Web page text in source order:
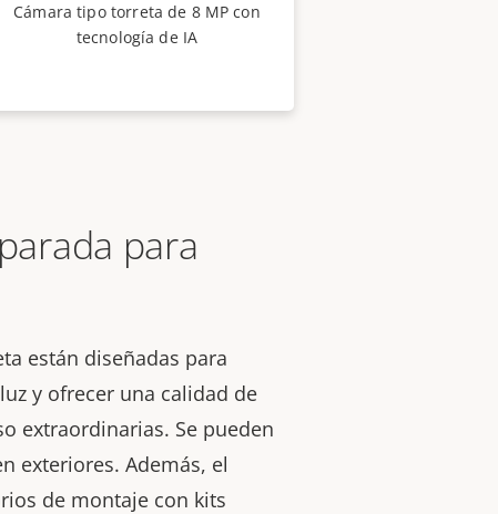
para
están diseñadas para
y ofrecer una calidad de
extraordinarias. Se pueden
exteriores. Además, el
de montaje con kits
Cámara tipo torreta de 8 MP con
tecnología de IA